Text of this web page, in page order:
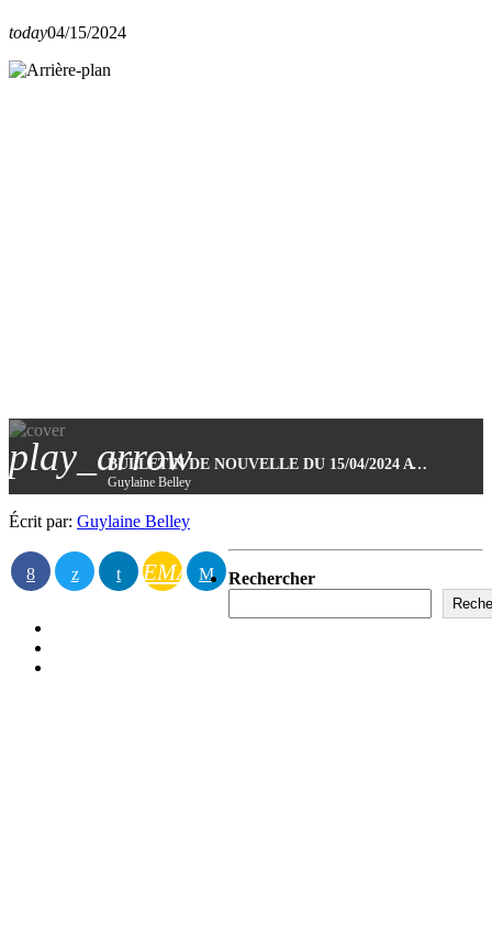
today04/15/2024
play_arrow BULLETIN DE NOUVELLE DU 15/04/2024 AVEC CHRISTIAN PÉLOQUIN
Guylaine Belley
Écrit par: Guylaine Belley
EMAIL Rechercher